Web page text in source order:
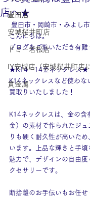
豊田店
安城桜井町店
ドミー若松店
IY安城店（安城桜井町店
貴金属
店へ★
豊田市・岡崎市・みよし
こんにちは。
ブログをご覧いただき有難
★K14　14金ネックレス★
K14ネックレスなど使わな
買取りいたしました！
K14ネックレスは、金の
金）の素材で作られたジ
りも硬く耐久性が高いた
います。上品な輝きと手
魅力で、デザインの自由
クセサリーです。
断捨離のお手伝いもお任